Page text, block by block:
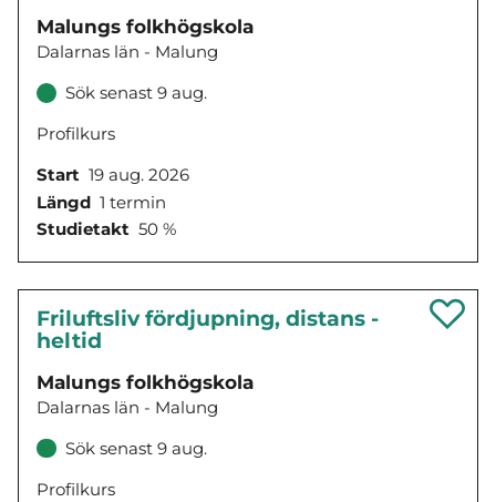
Malungs folkhögskola
Dalarnas län - Malung
Sök senast 9 aug.
Profilkurs
Start 19 aug. 2026
Längd 1 termin
Studietakt 50 %
Friluftsliv fördjupning, distans -
heltid
Malungs folkhögskola
Dalarnas län - Malung
Sök senast 9 aug.
Profilkurs